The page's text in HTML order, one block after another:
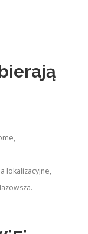
lokalizacyjne,